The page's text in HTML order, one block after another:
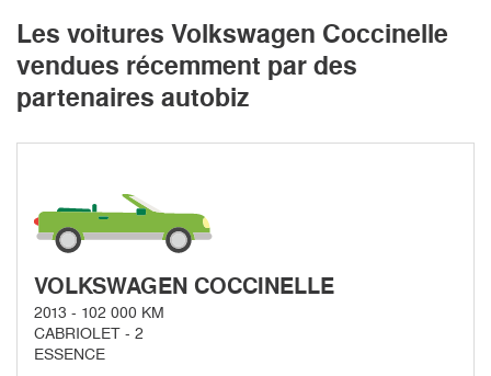
Les voitures Volkswagen Coccinelle
vendues récemment par des
partenaires autobiz
VOLKSWAGEN COCCINELLE
2013 - 102 000 KM
CABRIOLET - 2
ESSENCE